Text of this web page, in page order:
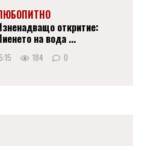
откритие:
на вода ...
184 0